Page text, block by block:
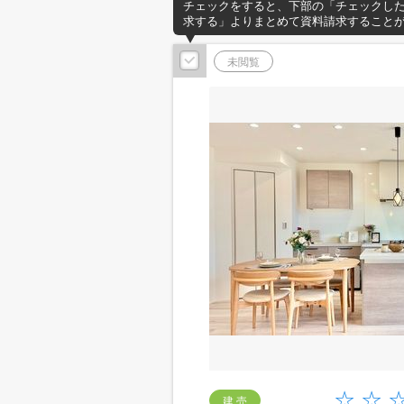
チェックをすると、下部の「チェックし
求する」よりまとめて資料請求すること
未閲覧